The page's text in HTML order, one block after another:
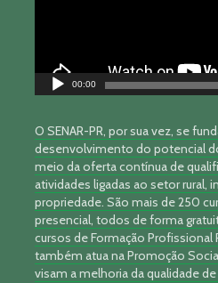
00:00
O SENAR-PR, por sua vez, se
desenvolvimento do potencial
meio da oferta contínua de
atividades ligadas ao setor rural,
propriedade. São mais de 250
presencial, todos de forma
cursos de Formação Profissional
também atua na Promoção
visam a melhoria da qualidade